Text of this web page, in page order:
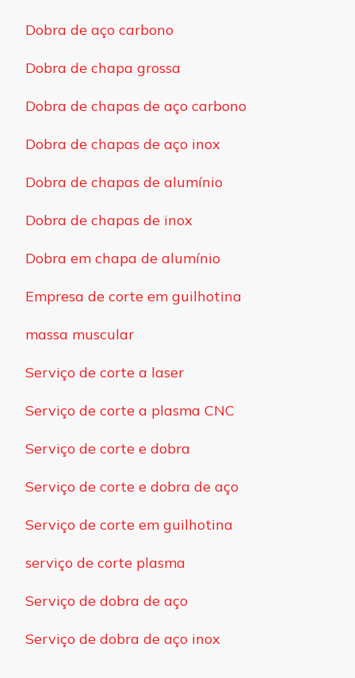
Dobra de aço carbono
Dobra de chapa grossa
Dobra de chapas de aço carbono
Dobra de chapas de aço inox
Dobra de chapas de alumínio
Dobra de chapas de inox
Dobra em chapa de alumínio
Empresa de corte em guilhotina
massa muscular
Serviço de corte a laser
Serviço de corte a plasma CNC
Serviço de corte e dobra
Serviço de corte e dobra de aço
Serviço de corte em guilhotina
serviço de corte plasma
Serviço de dobra de aço
Serviço de dobra de aço inox